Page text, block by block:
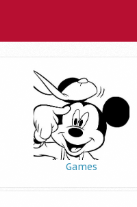
Games